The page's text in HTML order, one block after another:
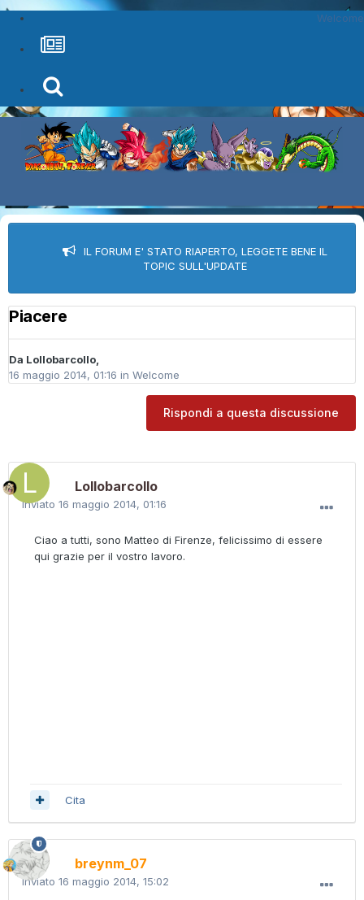
Welcome
IL FORUM E' STATO RIAPERTO, LEGGETE BENE IL
TOPIC SULL'UPDATE
Piacere
Da Lollobarcollo,
16 maggio 2014, 01:16 in Welcome
Rispondi a questa discussione
Lollobarcollo
Inviato 16 maggio 2014, 01:16
Ciao a tutti, sono Matteo di Firenze, felicissimo di essere
qui grazie per il vostro lavoro.
Cita
breynm_07
Inviato 16 maggio 2014, 15:02